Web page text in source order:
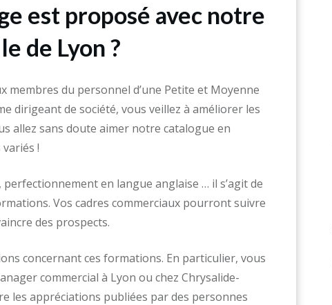
est proposé avec notre
de Lyon ?
membres du personnel d’une Petite et Moyenne
dirigeant de société, vous veillez à améliorer les
allez sans doute aimer notre catalogue en
!
en langue anglaise … il s’agit de
Vos cadres commerciaux pourront suivre
des prospects.
concernant ces formations. En particulier, vous
commercial à Lyon ou chez Chrysalide-
les appréciations publiées par des personnes